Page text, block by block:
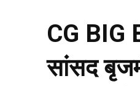
CG BIG
सांसद